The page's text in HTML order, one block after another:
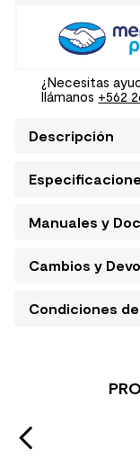
¿Necesitas
llámanos +562
Descripción
Manuales y
Cambios y
Condiciones